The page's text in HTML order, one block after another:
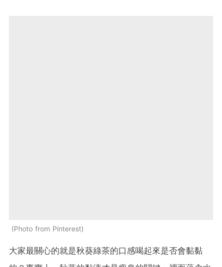
Photo from Pinterest
大家最關心的就是秋葵綠茶的口感喝起來是否會黏黏